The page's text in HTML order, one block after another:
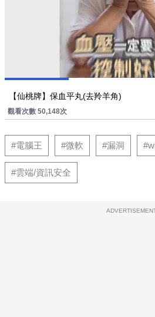
【仙桃牌】保血平丸(去羚羊角)
觀看次數 50,148次
#電腦王 #微軟 #漏洞
#雲端/資訊安全